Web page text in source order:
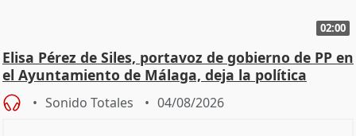
02:00
Elisa Pérez de Siles, portavoz de gobierno de PP en
el Ayuntamiento de Málaga, deja la política
Sonido Totales 04/08/2026